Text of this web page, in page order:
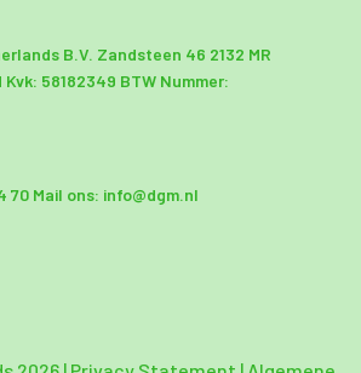
B.V. Zandsteen 46 2132 MR
Kvk: 58182349 BTW Nummer:
70 Mail ons: info@dgm.nl